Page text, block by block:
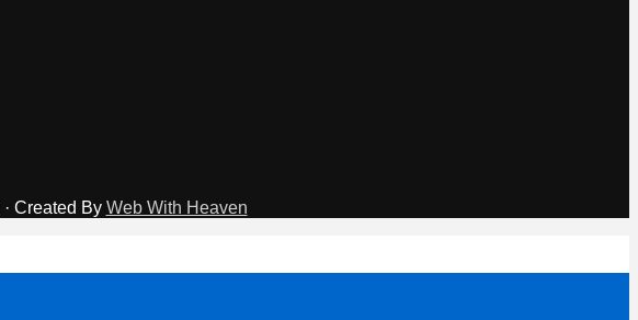
· Created By Web With Heaven